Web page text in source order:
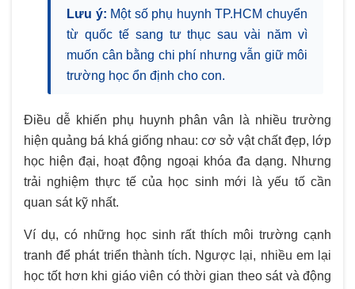
Lưu ý: Một số phụ huynh TP.HCM chuyển
từ quốc tế sang tư thục sau vài năm vì
muốn cân bằng chi phí nhưng vẫn giữ môi
trường học ổn định cho con.
Điều dễ khiến phụ huynh phân vân là nhiều trường
hiện quảng bá khá giống nhau: cơ sở vật chất đẹp, lớp
học hiện đại, hoạt động ngoại khóa đa dạng. Nhưng
trải nghiệm thực tế của học sinh mới là yếu tố cần
quan sát kỹ nhất.
Ví dụ, có những học sinh rất thích môi trường cạnh
tranh để phát triển thành tích. Ngược lại, nhiều em lại
học tốt hơn khi giáo viên có thời gian theo sát và động